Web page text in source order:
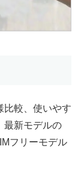
比較、使いやす
最新モデルの
フリーモデル